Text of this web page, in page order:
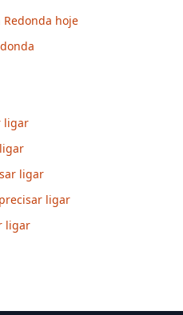
Redonda hoje
ligar
ligar
ligar
ligar